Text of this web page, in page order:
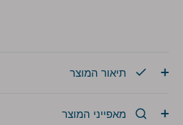
תיאור המוצר
מאפייני המוצר